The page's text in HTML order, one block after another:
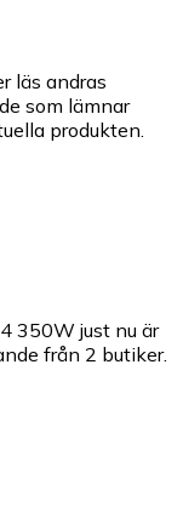
läs andras
som lämnar
produkten.
350W just nu är
från 2 butiker.